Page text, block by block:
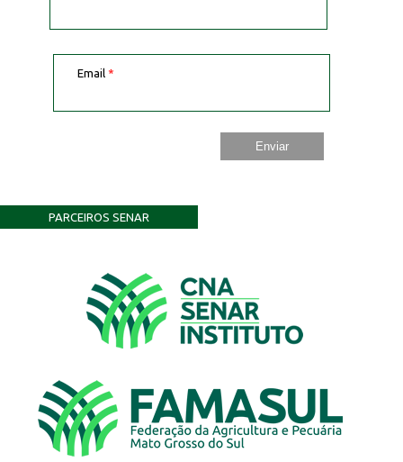
Email *
PARCEIROS SENAR